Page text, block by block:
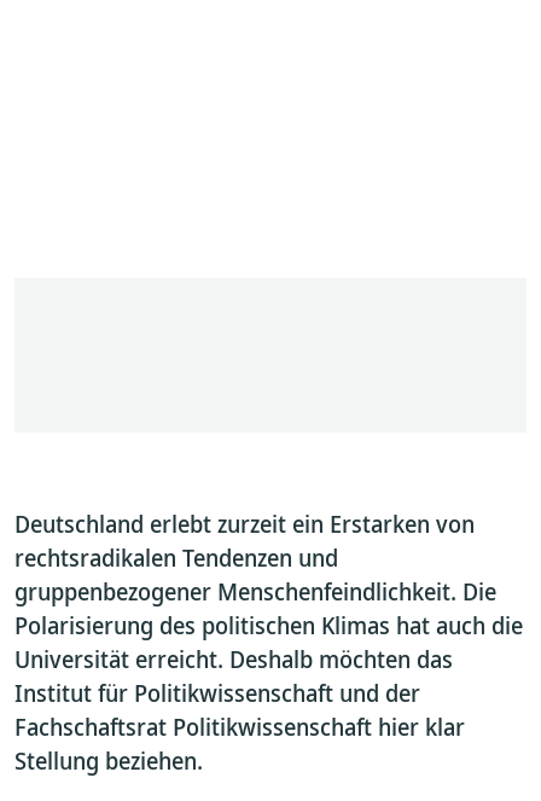
Deutschland erlebt zurzeit ein Erstarken von
rechtsradikalen Tendenzen und
gruppenbezogener Menschenfeindlichkeit. Die
Polarisierung des politischen Klimas hat auch die
Universität erreicht. Deshalb möchten das
Institut für Politikwissenschaft und der
Fachschaftsrat Politikwissenschaft hier klar
Stellung beziehen.